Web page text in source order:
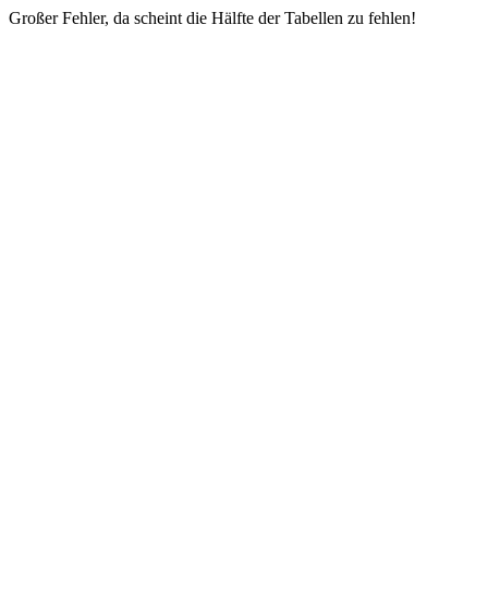
Großer Fehler, da scheint die Hälfte der Tabellen zu fehlen!